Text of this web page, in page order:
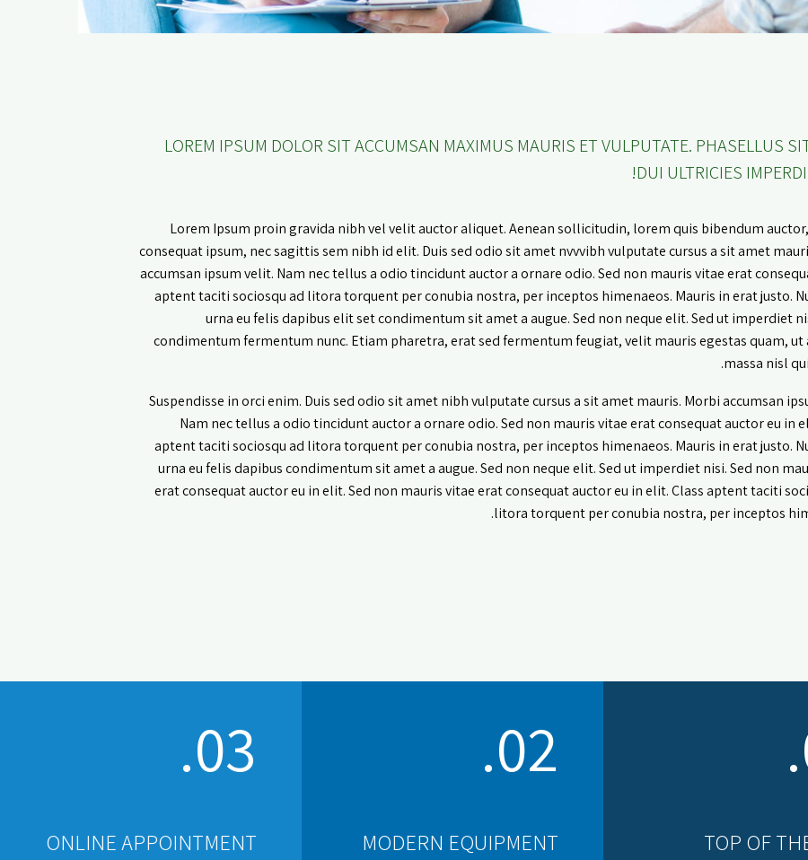
LOREM IPSUM DOLOR SIT ACCUMSAN MAXIMUS MAURIS ET VULPUTATE. PHASELLUS
DUI ULTRICIES
Lorem Ipsum proin gravida nibh vel velit auctor aliquet. Aenean sollicitudin, lorem quis bibendum
consequat ipsum, nec sagittis sem nibh id elit. Duis sed odio sit amet nvvvibh vulputate cursus a sit amet
accumsan ipsum velit. Nam nec tellus a odio tincidunt auctor a ornare odio. Sed non mauris vitae erat
aptent taciti sociosqu ad litora torquent per conubia nostra, per inceptos himenaeos. Mauris in erat justo.
urna eu felis dapibus elit set condimentum sit amet a augue. Sed non neque elit. Sed ut imperdiet
condimentum fermentum nunc. Etiam pharetra, erat sed fermentum feugiat, velit mauris egestas quam, ut
massa nisl
Suspendisse in orci enim. Duis sed odio sit amet nibh vulputate cursus a sit amet mauris. Morbi accumsan
Nam nec tellus a odio tincidunt auctor a ornare odio. Sed non mauris vitae erat consequat auctor eu in
aptent taciti sociosqu ad litora torquent per conubia nostra, per inceptos himenaeos. Mauris in erat justo.
urna eu felis dapibus condimentum sit amet a augue. Sed non neque elit. Sed ut imperdiet nisi. Sed non
erat consequat auctor eu in elit. Sed non mauris vitae erat consequat auctor eu in elit. Class aptent taciti
litora torquent per conubia nostra, per inceptos
TOP OF
02.
MODERN EQUIPMENT
03.
ONLINE APPOINTMENT